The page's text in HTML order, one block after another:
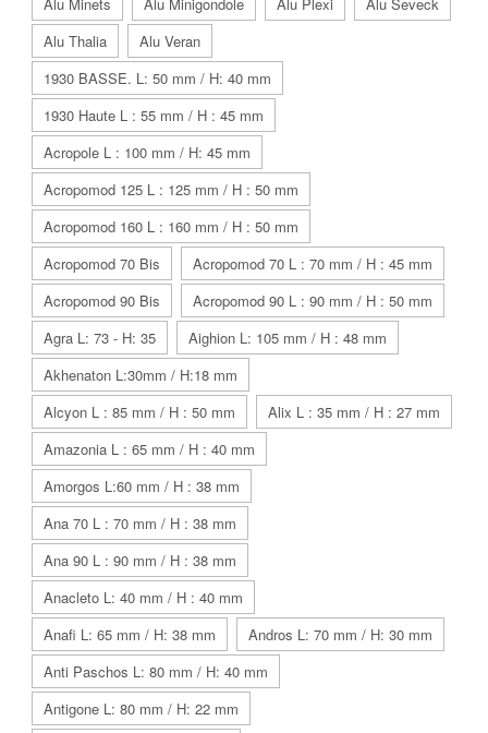
Alu Minets Alu Minigondole Alu Plexi
Alu Seveck
Alu Thalia
Alu Veran
1930 BASSE. L: 50 mm / H: 40 mm
1930 Haute L : 55 mm / H : 45 mm
Acropole L : 100 mm / H: 45 mm
Acropomod 125 L : 125 mm / H : 50 mm
Acropomod 160 L : 160 mm / H : 50 mm
Acropomod 70 Bis
Acropomod 70 L : 70 mm / H : 45 mm
Acropomod 90 Bis
Acropomod 90 L : 90 mm / H : 50 mm
Agra L: 73 - H: 35
Aighion L: 105 mm / H : 48 mm
Akhenaton L:30mm / H:18 mm
Alcyon L : 85 mm / H : 50 mm
Alix L : 35 mm / H : 27 mm
Amazonia L : 65 mm / H : 40 mm
Amorgos L:60 mm / H : 38 mm
Ana 70 L : 70 mm / H : 38 mm
Ana 90 L : 90 mm / H : 38 mm
Anacleto L: 40 mm / H : 40 mm
Anafi L: 65 mm / H: 38 mm
Andros L: 70 mm / H: 30 mm
Anti Paschos L: 80 mm / H: 40 mm
Antigone L: 80 mm / H: 22 mm